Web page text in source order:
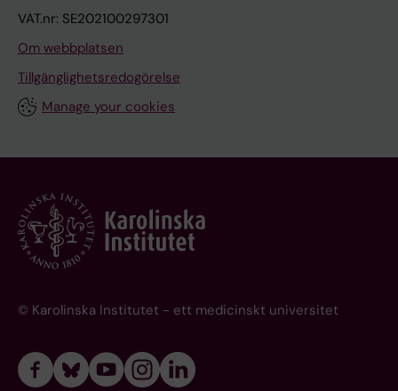
VAT.nr: SE202100297301
Om webbplatsen
Tillgänglighetsredogörelse
Manage your cookies
© Karolinska Institutet - ett medicinskt universitet